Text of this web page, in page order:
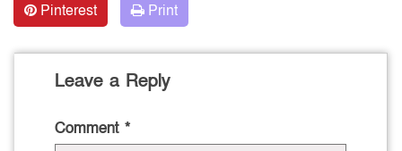
Pinterest
Print
Leave a Reply
Comment *